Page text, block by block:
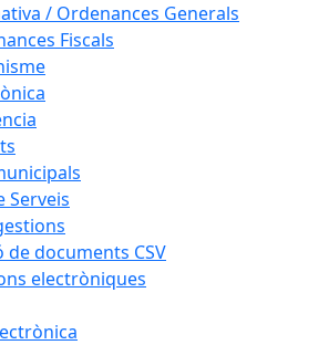
/ Ordenances Generals
Fiscals
Serveis
de documents CSV
electròniques